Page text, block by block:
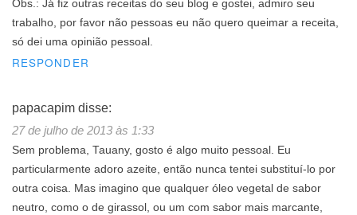
Obs.: Já fiz outras receitas do seu blog e gostei, admiro seu
trabalho, por favor não pessoas eu não quero queimar a receita,
só dei uma opinião pessoal.
RESPONDER
papacapim disse:
27 de julho de 2013 às 1:33
Sem problema, Tauany, gosto é algo muito pessoal. Eu
particularmente adoro azeite, então nunca tentei substituí-lo por
outra coisa. Mas imagino que qualquer óleo vegetal de sabor
neutro, como o de girassol, ou um com sabor mais marcante,